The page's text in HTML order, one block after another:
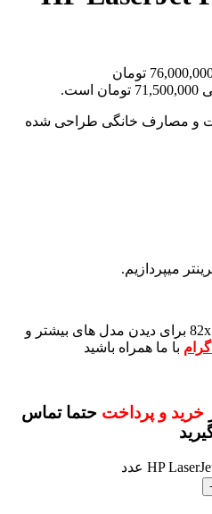
قیمت اصلی 76,000,000 تومان
و مصارف خانگی طراحی شده
میپردازیم.
برای دیدن مدل های بیشتر و
با ما همراه باشید
خرید و پرداختحتما تماس